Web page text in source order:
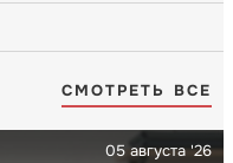
СМОТРЕТЬ ВСЕ
05 августа '26